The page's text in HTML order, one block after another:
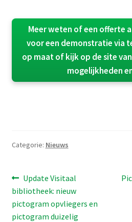
Meer weten of een offerte
voor een demonstratie via
op maat of kijk op de site
mogelijkheden
Categorie: Nieuws
Bericht
navigatie
Vorig
bericht:
Update Visitaal
bibliotheek: nieuw
pictogram opvliegers en
pictogram duizelig